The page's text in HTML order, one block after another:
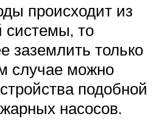
происходит из
системы, то
заземлить только
случае можно
подобной
насосов.